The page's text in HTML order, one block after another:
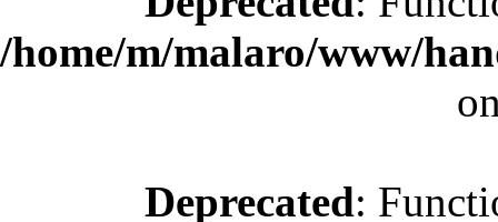
/home/m/malaro/www/
Deprecated: